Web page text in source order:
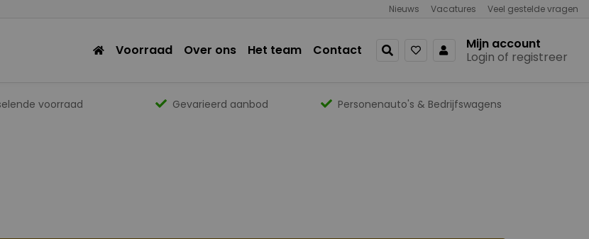
Nieuws Vacatures Veel gestelde vragen
Voorraad Over ons Het team Contact
Mijn account
Login of registreer
voorraad Gevarieerd aanbod Personenauto's & Bedrijfswagens